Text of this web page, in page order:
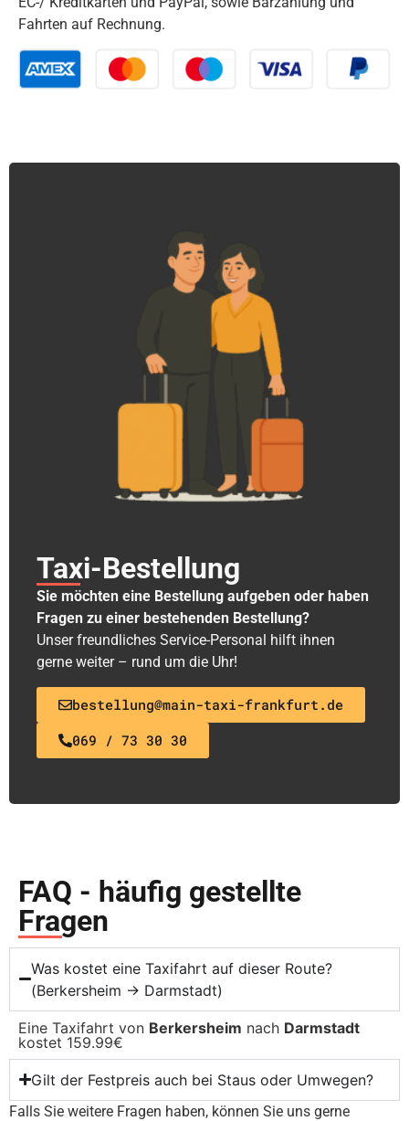
Fahrten auf Rechnung.
Taxi-Bestellung
Sie möchten eine Bestellung aufgeben oder haben
Fragen zu einer bestehenden Bestellung?
Unser freundliches Service-Personal hilft ihnen
gerne weiter – rund um die Uhr!
bestellung@main-taxi-frankfurt.de
069 / 73 30 30
FAQ - häufig gestellte
Fragen
Was kostet eine Taxifahrt auf dieser Route?
(Berkersheim → Darmstadt)
Eine Taxifahrt von Berkersheim nach Darmstadt
kostet 159.99€
Gilt der Festpreis auch bei Staus oder Umwegen?
Falls Sie weitere Fragen haben, können Sie uns gerne